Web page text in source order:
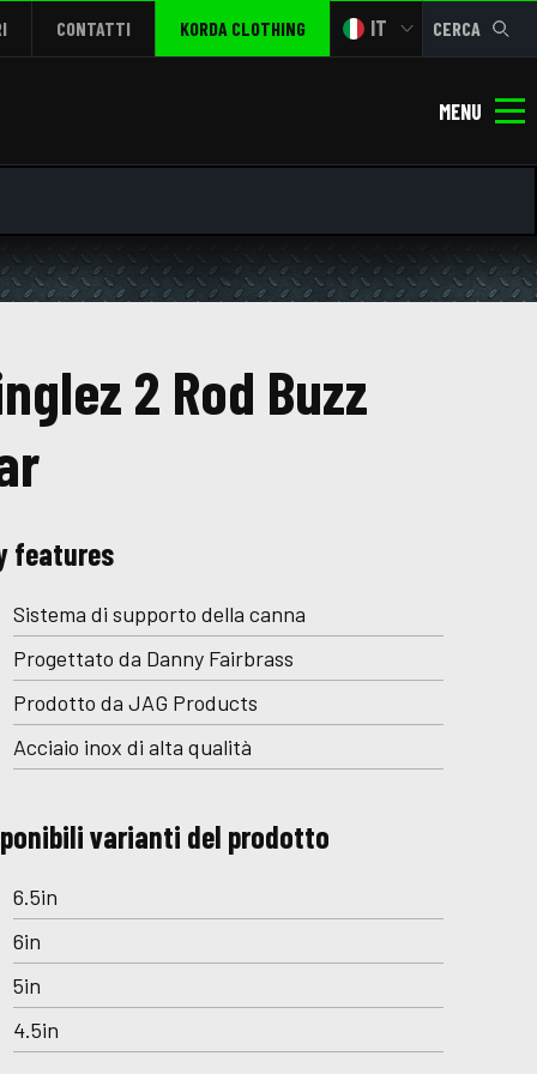
CONTATTI KORDA CLOTHING IT CERCA
MENU
2 Rod Buzz
features
Sistema di supporto della canna
Progettato da Danny Fairbrass
Prodotto da JAG Products
Acciaio inox di alta qualità
varianti del prodotto
6.5in
6in
5in
4.5in